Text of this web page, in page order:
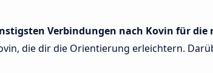
Verbindungen nach Kovin für die
die dir die Orientierung erleichtern.